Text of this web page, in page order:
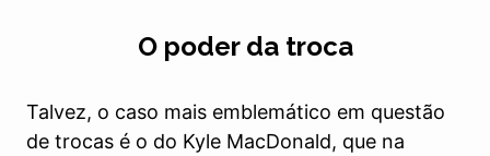
O poder da troca
Talvez, o caso mais emblemático em questão
de trocas é o do Kyle MacDonald, que na